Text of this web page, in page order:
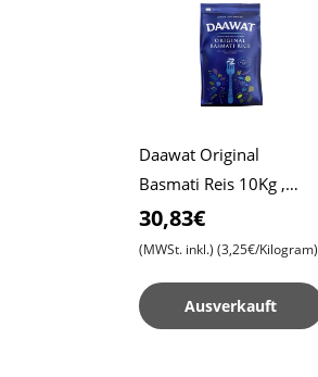
Daawat Original
Basmati Reis 10Kg ,
Daawat Reis , Daawat
Traditioneller weißer
30,83€
(MWSt. inkl.) (3,25€/Kilogram)
Ausverkauft